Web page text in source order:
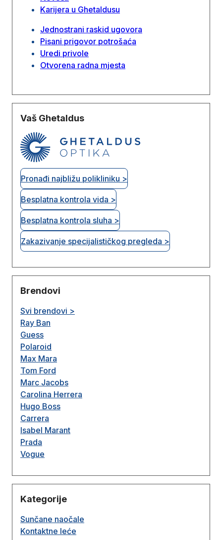
Karijera u Ghetaldusu
Jednostrani raskid ugovora
Pisani prigovor potrošaća
Uredi privole
Otvorena radna mjesta
Vaš Ghetaldus
Pronađi najbližu polikliniku >
Besplatna kontrola vida >
Besplatna kontrola sluha >
Zakazivanje specijalističkog pregleda >
Brendovi
Svi brendovi >
Ray Ban
Guess
Polaroid
Max Mara
Tom Ford
Marc Jacobs
Carolina Herrera
Hugo Boss
Carrera
Isabel Marant
Prada
Vogue
Kategorije
Sunčane naočale
Kontaktne leće